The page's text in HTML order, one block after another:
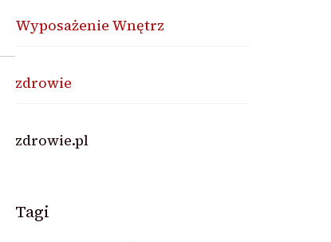
Wyposażenie Wnętrz
zdrowie
zdrowie.pl
Tagi